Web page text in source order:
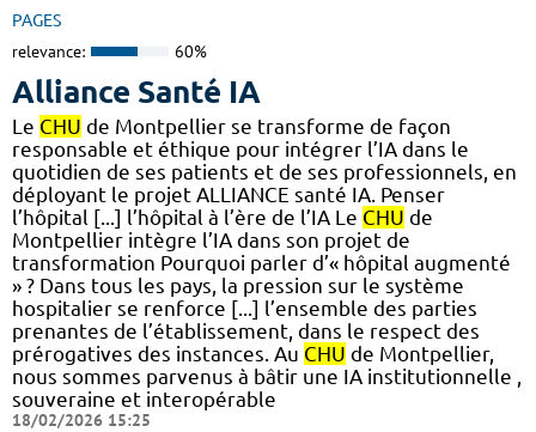
PAGES
relevance: 60%
Alliance Santé IA
Le CHU de Montpellier se transforme de façon
responsable et éthique pour intégrer l’IA dans le
quotidien de ses patients et de ses professionnels, en
déployant le projet ALLIANCE santé IA. Penser
l’hôpital [...] l’hôpital à l’ère de l’IA Le CHU de
Montpellier intègre l’IA dans son projet de
transformation Pourquoi parler d’« hôpital augmenté
» ? Dans tous les pays, la pression sur le système
hospitalier se renforce [...] l’ensemble des parties
prenantes de l’établissement, dans le respect des
prérogatives des instances. Au CHU de Montpellier,
nous sommes parvenus à bâtir une IA institutionnelle ,
souveraine et interopérable
18/02/2026 15:25